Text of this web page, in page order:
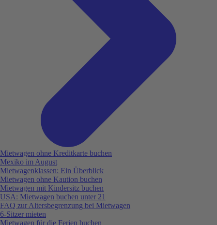
Mietwagen ohne Kreditkarte buchen
Mexiko im August
Mietwagenklassen: Ein Überblick
Mietwagen ohne Kaution buchen
Mietwagen mit Kindersitz buchen
USA: Mietwagen buchen unter 21
FAQ zur Altersbegrenzung bei Mietwagen
6-Sitzer mieten
Mietwagen für die Ferien buchen